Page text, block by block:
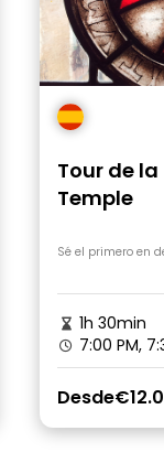
Tour de
Temple
Sé el primero en
1h 30min
7:00 PM,
Desde